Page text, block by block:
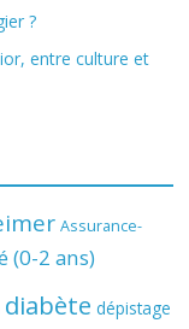
?
entre culture et
Assurance-
(0-2 ans)
diabète dépistage